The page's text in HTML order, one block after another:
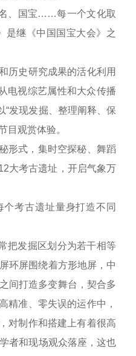
、国宝……每一个文化取
是继《中国国宝大会》之
史研究成果的活化利用
电视综艺属性和大众传播
发现发掘、整理阐释、保
目观赏体验。
形式，集时空探秘、舞蹈
大考古遗址，开启气象万
考古遗址量身打造不同
把发掘区划分为若干相等
环屏围绕着方形地屏，中
间打造多变舞台，契合多
精准、零失误的运作中，
对制作和搭建上有着很高
者和现场观众落座，这也